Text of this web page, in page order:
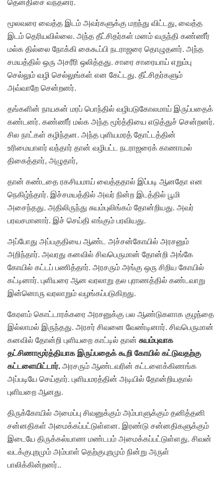
மூலவரை வைத்த இடம் அவர்களுக்கு மறந்து விட்டது, வைத்த
இடம் தெரியவில்லை. அந்த தீட்சிதர்கள் மனம் வருந்தி கண்ணீர்
மல்க தில்லை நோக்கி கைகூப்பி நடராஜரை தொழுதனர். அந்த
சமயத்தில் ஒரு அசரீரி ஒலித்தது. சாரை சாரையாய் எறும்பு
செல்லும் வழி செல்லுங்கள் என கேட்டது. தீட்சிதர்களும்
அவ்வாறே சென்றனர்.
தங்களின் நாயகன் மரப் பொந்தில் வழிபடுகோலமாய் இருப்பதைக்
கண்டனர். கண்ணீர் மல்க அந்த மூர்த்தியை எடுத்துச் சென்றனர்.
சில நாட்கள் கழிந்தன. அந்த புளியமரத் தோட்டத்தின்
உரிமையாளர் வந்தார் தான் வழிபட்ட நடராஜரைக் காணாமல்
திகைத்தார், அழுதார்,
தான் கண்டதை ரகசியமாய் வைத்ததால் இப்படி ஆனதோ என
நெகிழ்ந்தார். இச்சமயத்தில் அவர் நின்ற இடத்தில் பூமி
அசைந்தது. அதிலிருந்து சுயம்புலிங்கம் தோன்றியது. அவர்
பரவசமானார். இச் செய்தி எங்கும் பரவியது.
அப்போது அப்பகுதியை ஆண்ட அச்சன்கோயில் அரசனும்
அறிந்தார். அவரது கனவில் சிவபெருமான் தோன்றி அங்கே
கோயில் கட்டப் பணித்தார். அரசரும் அங்கு ஒரு சிறிய கோயில்
கட்டினார். புளியரை ஆன வரலாறு தல புராணத்தில் கண்டவாறு
இன்னொரு வரலாறும் வழங்கப்படுகிறது.
கேரளம் கொட்டாரக்கரை அரசனுக்கு பல ஆண்டுகளாக குழந்தை
இல்லாமல் இருந்தது. அரசர் சிவனை வேண்டினார். சிவபெருமான்
கனவில் தோன்றி புளியறை காட்டில் தான் சுயம்புவாக
தட்சிணாமூர்த்தியாக இருப்பதைக் கூறி கோயில் கட்டுவதற்கு
கட்டளையிட்டார்.அரசரும் ஆண்டவரின் கட்டளைக்கிணங்க
அப்படியே செய்தார். புளியமரத்தின் அடியில் தோன்றியதால்
புளியறை ஆனது.
திருக்கோயில் அமைப்பு சிவனுக்கும் அம்பாளுக்கும் தனித்தனி
சன்னதிகள் அமைக்கப்பட்டுள்ளன. இரண்டு சன்னதிகளுக்கும்
இடையே திருக்கல்யாண மண்டபம் அமைக்கப்பட்டுள்ளது. சிவன்
வடக்குபுறமும் அம்பாள் தெற்குபுறமும் நின்று அருள்
பாலிக்கின்றனர்..